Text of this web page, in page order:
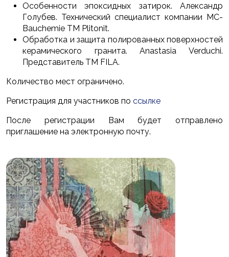
Особенности эпоксидных затирок. Александр
Голубев. Технический специалист компании MC-
Bauchemie ТМ Plitonit.
Обработка и защита полированных поверхностей
керамического гранита. Anastasia Verduchi.
Представитель ТМ FILA.
Количество мест ограничено.
Регистрация для участников по ссылке
После регистрации Вам будет отправлено
приглашение на электронную почту.